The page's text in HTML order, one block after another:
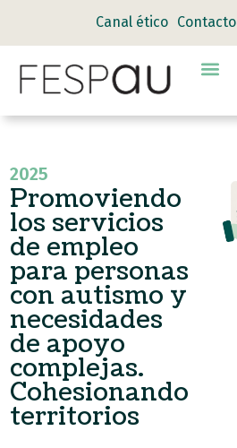
Canal ético Contacto
2025
Promoviendo
los servicios
de empleo
para personas
con autismo y
necesidades
de apoyo
complejas.
Cohesionando
territorios